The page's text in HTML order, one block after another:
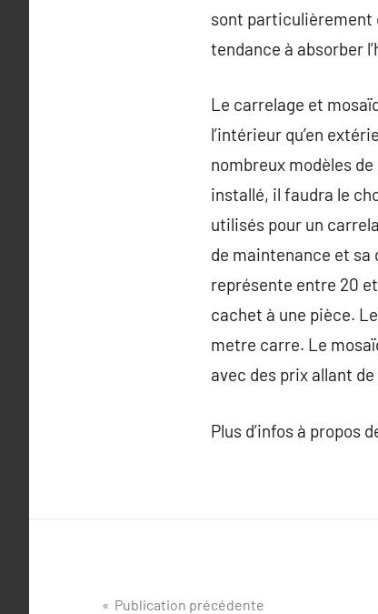
sont particulièrement
tendance à absorber
Le carrelage et
l’intérieur qu’en
nombreux modèles
installé, il faudra le
utilisés pour un
de maintenance et sa
représente entre 20
cachet à une pièce.
metre carre. Le
avec des prix allant
Plus d’infos à propos
Publication précédente